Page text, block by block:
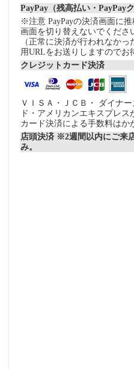
PayPay（残高払い・PayPay
※注意 PayPayの決済画面に
画面を切り替えないでくださ
（正常に決済が行われなか
用URLをお送りしますのでお
クレジットカード決済
ＶＩＳＡ・ＪＣＢ・ ダイナ
ド・アメリカンエキスプレ
カード決済による手数料はか
店頭決済 ※2週間以内にご来
み。